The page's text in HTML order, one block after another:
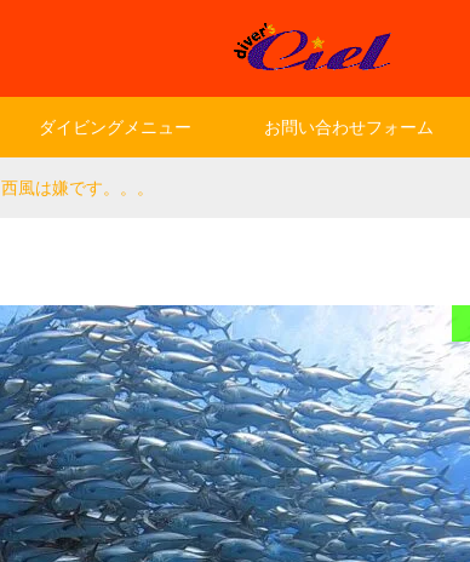
ダイビングメニュー お問い合わせフォーム
西風は嫌です。。。